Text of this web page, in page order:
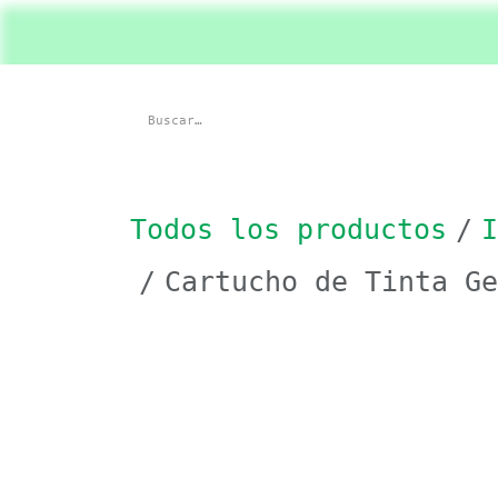
Ir al contenido
Todos los productos
Cartucho de Tinta Gen